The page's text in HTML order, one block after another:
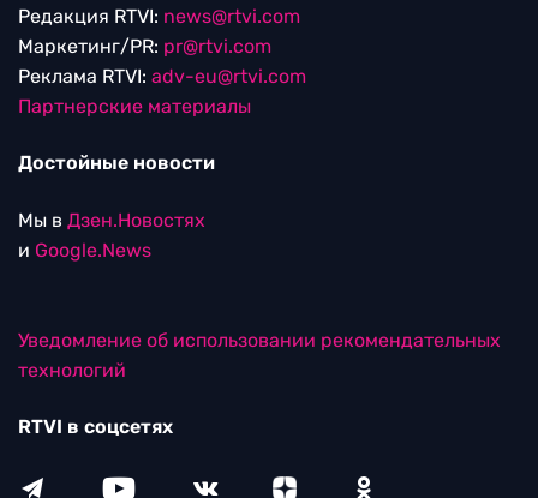
Редакция RTVI: news@rtvi.com
Маркетинг/PR: pr@rtvi.com
Реклама RTVI: adv-eu@rtvi.com
Партнерские материалы
Достойные новости
Мы в Дзен.Новостях
и Google.News
Уведомление об использовании рекомендательных
технологий
RTVI в соцсетях